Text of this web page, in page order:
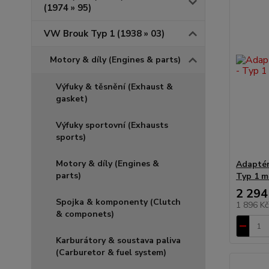
(1974 » 95)
VW Brouk Typ 1 (1938 » 03)
Motory & díly (Engines & parts)
Výfuky & těsnění (Exhaust &
gasket)
Výfuky sportovní (Exhausts
sports)
Motory & díly (Engines &
parts)
Spojka & komponenty (Clutch
& componets)
Karburátory & soustava paliva
(Carburetor & fuel system)
Typ 1
2
1 896